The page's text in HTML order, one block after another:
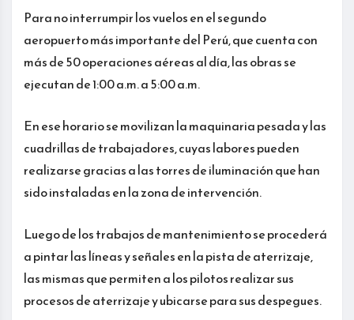
Para no interrumpir los vuelos en el segundo
aeropuerto más importante del Perú, que cuenta con
más de 50 operaciones aéreas al día, las obras se
ejecutan de 1:00 a.m. a 5:00 a.m.
En ese horario se movilizan la maquinaria pesada y las
cuadrillas de trabajadores, cuyas labores pueden
realizarse gracias a las torres de iluminación que han
sido instaladas en la zona de intervención.
Luego de los trabajos de mantenimiento se procederá
a pintar las líneas y señales en la pista de aterrizaje,
las mismas que permiten a los pilotos realizar sus
procesos de aterrizaje y ubicarse para sus despegues.